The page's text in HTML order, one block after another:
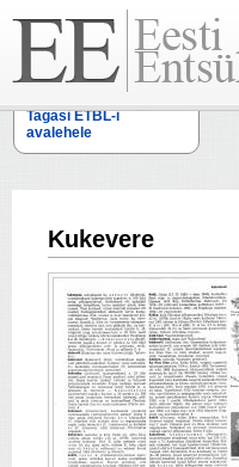
Tagasi ETBL-i
avalehele
Kukevere